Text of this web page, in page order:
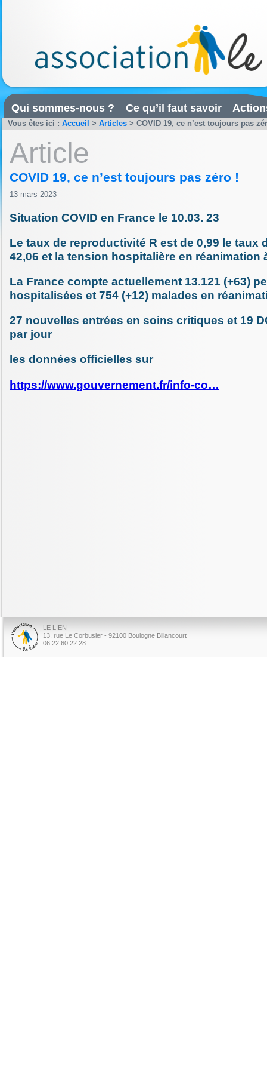
Qui sommes-nous ? Ce qu’il faut savoir
Vous êtes ici : Accueil > Articles > COVID 19, ce n’est toujours pas
Article
COVID 19, ce n’est toujours pas zéro !
13 mars 2023
Situation COVID en France le 10.03. 23
Le taux de reproductivité R est de 0,99 le taux
42,06 et la tension hospitalière en réanimation
La France compte actuellement 13.121 (+63)
hospitalisées et 754 (+12) malades en
27 nouvelles entrées en soins critiques et 19
par jour
les données officielles sur
https://www.gouvernement.fr/info-co…
LE LIEN
13, rue Le Corbusier - 92100 Boulogne Billancourt
06 22 60 22 28